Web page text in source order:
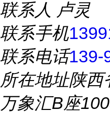
联系人 卢灵
联系手机
联系电话139-
所在地址陕西
万象汇B座